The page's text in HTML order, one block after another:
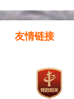
友情链接